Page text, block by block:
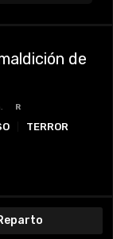
de
R
TERROR